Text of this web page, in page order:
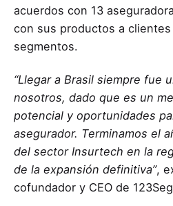
acuerdos con 13
con sus productos a
segmentos.
“Llegar a Brasil siempre fue
nosotros, dado que es un
potencial y oportunidades
asegurador. Terminamos el
del sector Insurtech en la
de la expansión definitiva”,
cofundador y CEO de